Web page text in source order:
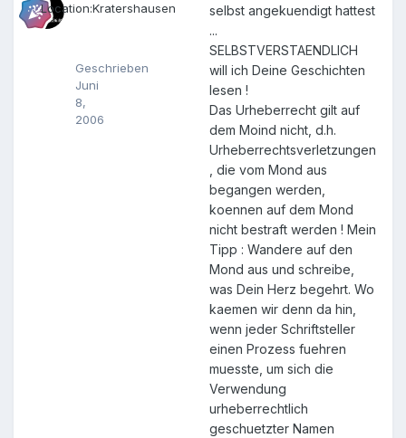
r
Geschrieben
Juni
8,
2006
Location:Kratershausen
selbst angekuendigt hattest
...
SELBSTVERSTAENDLICH
will ich Deine Geschichten
lesen !
Das Urheberrecht gilt auf
dem Moind nicht, d.h.
Urheberrechtsverletzungen
, die vom Mond aus
begangen werden,
koennen auf dem Mond
nicht bestraft werden ! Mein
Tipp : Wandere auf den
Mond aus und schreibe,
was Dein Herz begehrt. Wo
kaemen wir denn da hin,
wenn jeder Schriftsteller
einen Prozess fuehren
muesste, um sich die
Verwendung
urheberrechtlich
geschuetzter Namen